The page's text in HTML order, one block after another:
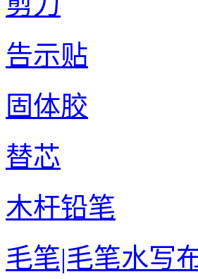
告示贴
固体胶
替芯
木杆铅笔
毛笔|毛笔水写